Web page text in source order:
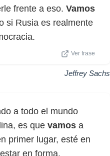
frente a eso. Vamos
si Rusia es realmente
Ver frase
Jeffrey Sachs
a todo el mundo
es que vamos a
primer lugar, esté en
en forma,